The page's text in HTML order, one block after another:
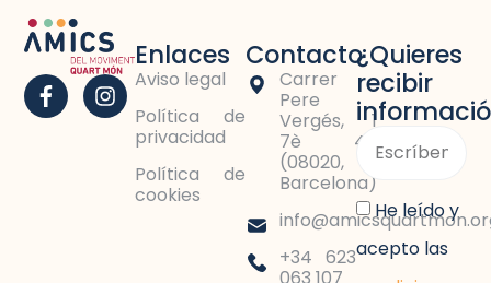
Enlaces
Aviso legal
Política de
privacidad
Política de
cookies
Contacto
Carrer
Pere
Vergés, 1
7è 4a
(08020,
Barcelona)
+34 623
063 107
¿Quieres
recibir
He leído y
acepto las